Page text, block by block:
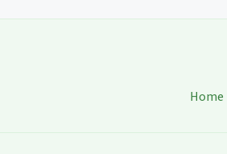
Home